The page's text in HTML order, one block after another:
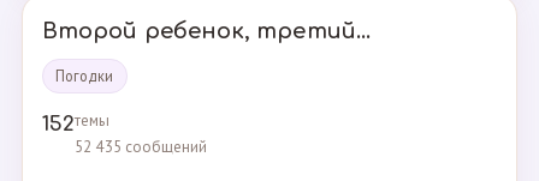
Второй ребенок, третий...
Погодки
152темы
52 435 сообщений